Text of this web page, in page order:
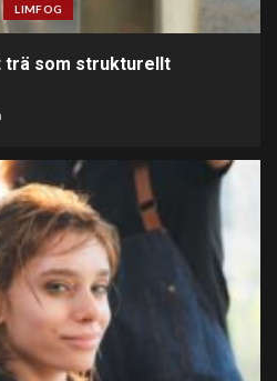
LIMFOG
trä som strukturellt